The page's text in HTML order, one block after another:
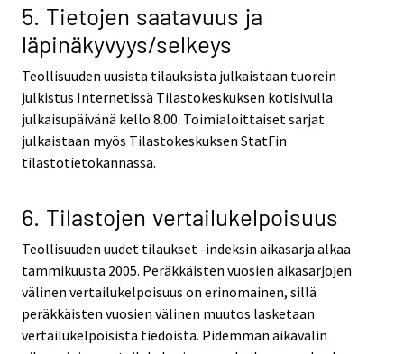
5. Tietojen saatavuus ja
läpinäkyvyys/selkeys
Teollisuuden uusista tilauksista julkaistaan tuorein
julkistus Internetissä Tilastokeskuksen kotisivulla
julkaisupäivänä kello 8.00. Toimialoittaiset sarjat
julkaistaan myös Tilastokeskuksen StatFin
tilastotietokannassa.
6. Tilastojen vertailukelpoisuus
Teollisuuden uudet tilaukset -indeksin aikasarja alkaa
tammikuusta 2005. Peräkkäisten vuosien aikasarjojen
välinen vertailukelpoisuus on erinomainen, sillä
peräkkäisten vuosien välinen muutos lasketaan
vertailukelpoisista tiedoista. Pidemmän aikavälin